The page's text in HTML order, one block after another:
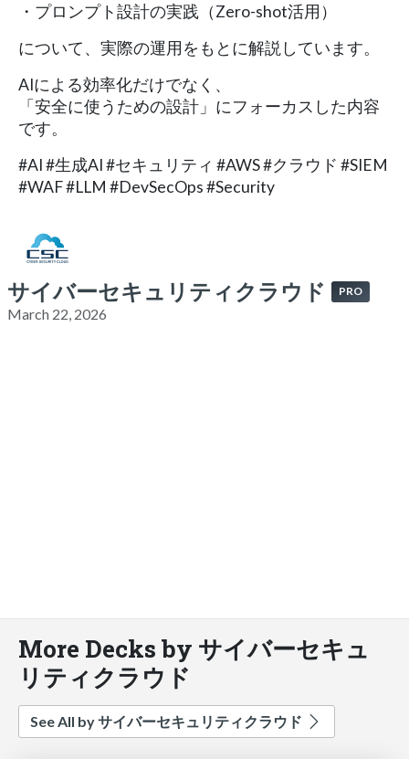
・プロンプト設計の実践（Zero-shot活用）
について、実際の運用をもとに解説しています。
AIによる効率化だけでなく、
「安全に使うための設計」にフォーカスした内容
です。
#AI #生成AI #セキュリティ #AWS #クラウド #SIEM
#WAF #LLM #DevSecOps #Security
サイバーセキュリティクラウド PRO
March 22, 2026
More Decks by サイバーセキュ
リティクラウド
See All by サイバーセキュリティクラウド